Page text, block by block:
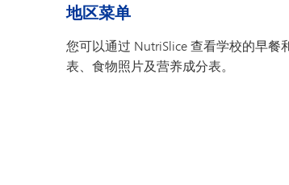
地区菜单
您可以通过 NutriSlice 查看学校的早
表、食物照片及营养成分表。